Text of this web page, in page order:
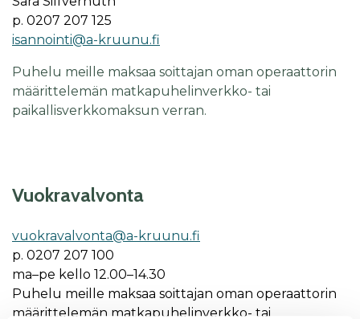
p. 0207 207 125
isannointi@a-kruunu.fi
Puhelu meille maksaa soittajan oman operaattorin
määrittelemän matkapuhelinverkko- tai
paikallisverkkomaksun verran.
Vuok­ra­val­von­ta
vuok­ra­val­von­ta@a-kruu­nu.fi
p. 0207 207 100
ma–pe kel­lo 12.00–14.30
Puhelu meille maksaa soittajan oman operaattorin
määrittelemän matkapuhelinverkko- tai